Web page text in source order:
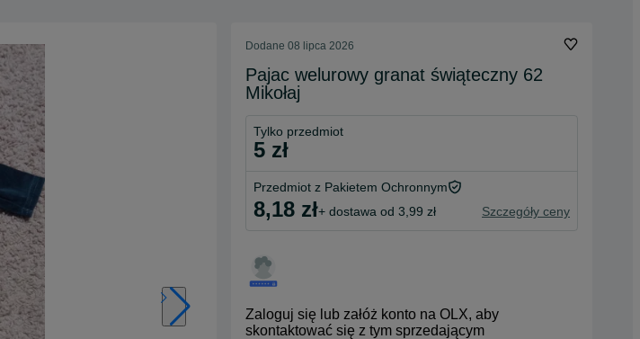
Dodane 08 lipca 2026
Pajac welurowy granat świąteczny 62
Mikołaj
Tylko przedmiot
5 zł
Przedmiot z Pakietem Ochronnym
8,18 zł+ dostawa od 3,99 zł Szczegóły ceny
Zaloguj się lub załóż konto na OLX, aby
skontaktować się z tym sprzedającym